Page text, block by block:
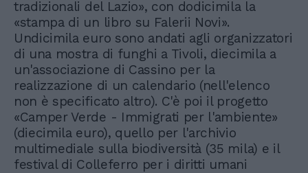
tradizionali del Lazio», con dodicimila la
«stampa di un libro su Falerii Novi».
Undicimila euro sono andati agli organizzatori
di una mostra di funghi a Tivoli, diecimila a
un'associazione di Cassino per la
realizzazione di un calendario (nell'elenco
non è specificato altro). C'è poi il progetto
«Camper Verde - Immigrati per l'ambiente»
(diecimila euro), quello per l'archivio
multimediale sulla biodiversità (35 mila) e il
festival di Colleferro per i diritti umani